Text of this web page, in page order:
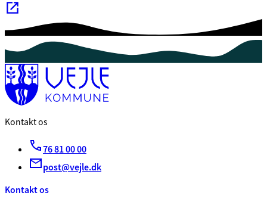
Kontakt os
76 81 00 00
post@vejle.dk
Kontakt os